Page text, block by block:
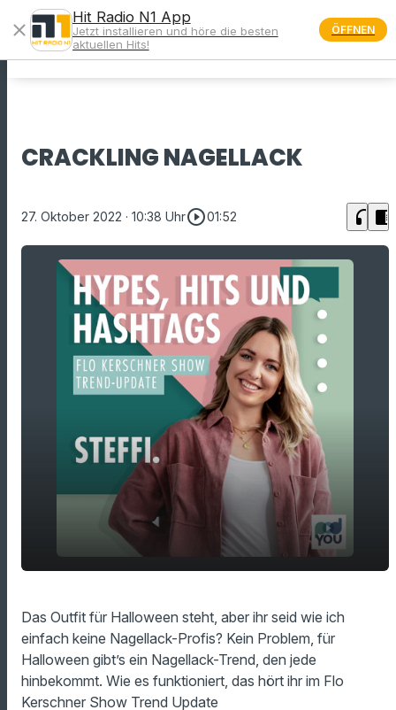
menu
CRACKLING NAGELLACK
27. Oktober 2022 · 10:38 Uhrplay_circle_outline01:52 headphones chrome_reader_mode
play_arrow
00:00 01:52
Das Outfit für Halloween steht, aber ihr seid wie ich
einfach keine Nagellack-Profis? Kein Problem, für
Halloween gibt’s ein Nagellack-Trend, den jede
hinbekommt. Wie es funktioniert, das hört ihr im Flo
Kerschner Show Trend Update
close
Hit Radio N1 App
Jetzt installieren und höre die besten
aktuellen Hits!
ÖFFNEN